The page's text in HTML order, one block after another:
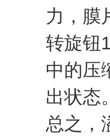
力，膜
转旋钮
中的压
出状态
总之，